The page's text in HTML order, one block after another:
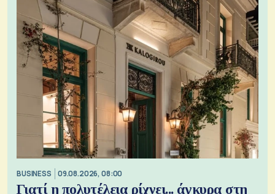
BUSINESS 09.08.2026, 08:00
Γιατί η πολυτέλεια ρίχνει... άγκυρα στη